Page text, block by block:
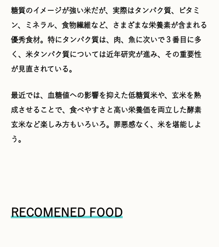
糖質のイメージが強い米だが、実際はタンパク質、ビタミ
ン、ミネラル、食物繊維など、さまざまな栄養素が含まれる
優秀食材。特にタンパク質は、肉、魚に次いで３番目に多
く、米タンパク質については近年研究が進み、その重要性
が見直されている。
最近では、血糖値への影響を抑えた低糖質米や、玄米を熟
成させることで、食べやすさと高い栄養価を両立した酵素
玄米など楽しみ方もいろいろ。罪悪感なく、米を堪能しよ
う。
RECOMENED FOOD